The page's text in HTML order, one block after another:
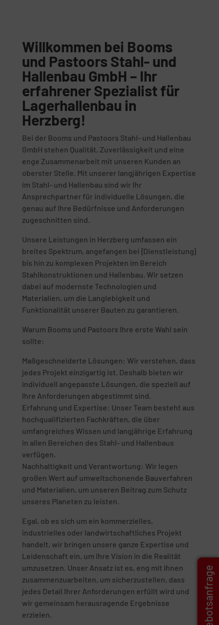
Willkommen bei Booms
und Pastoors Stahl- und
Hallenbau GmbH – Ihr
erfahrener Spezialist für
Lagerhallenbau in
Herzberg!
Bei der Booms und Pastoors Stahl- und Hallenbau
GmbH stehen Qualität, Zuverlässigkeit und eine
enge Zusammenarbeit mit unseren Kunden an
oberster Stelle. Mit unserer langjährigen Expertise
im Stahl- und Hallenbau sind wir Ihr
Ansprechpartner für individuelle Lösungen, die
genau auf Ihre Bedürfnisse und Anforderungen
zugeschnitten sind.
Unsere Leistungen in Herzberg umfassen ein
breites Spektrum, angefangen bei {Dienstleistung}
bis hin zu komplexen Projekten im Bereich
Stahlkonstruktionen und Hallenbau. Wir setzen
dabei auf modernste Technologien und
Materialien, um die Langlebigkeit und
Funktionalität unserer Bauten zu garantieren.
Warum Booms und Pastoors Ihre erste Wahl sein
sollte:
Maßgeschneiderte Lösungen: Wir verstehen, dass
jedes Projekt einzigartig ist. Deshalb bieten wir
individuell angepasste Lösungen, die speziell auf
Ihre Anforderungen abgestimmt sind.
Erfahrung und Expertise: Unser Team besteht aus
hochqualifizierten Fachkräften, die über
umfangreiches Wissen und langjährige Erfahrung
in allen Bereichen des Stahl- und Hallenbaus
verfügen.
Nachhaltigkeit und Verantwortung: Wir legen
großen Wert auf umweltschonende Bauverfahren
und Materialien, um unseren Beitrag zum Schutz
unseres Planeten zu leisten.
Egal, ob es sich um ein kommerzielles,
industrielles oder landwirtschaftliches Projekt
handelt, wir bringen unsere ganze Expertise und
Leidenschaft ein, um Ihre Vision in die Realität
umzusetzen. Unser Ansatz ist es, eng mit Ihnen
zusammenzuarbeiten, um sicherzustellen, dass
jedes Detail Ihrer Anforderungen erfüllt wird und
wir gemeinsam herausragende Ergebnisse
erzielen.
Angebotsanfrage